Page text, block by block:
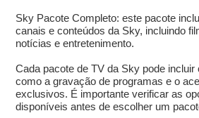
Sky Pacote Completo: este pacote
canais e conteúdos da Sky, incluindo
notícias e entretenimento.
Cada pacote de TV da Sky pode incluir
como a gravação de programas e o
exclusivos. É importante verificar as
disponíveis antes de escolher um